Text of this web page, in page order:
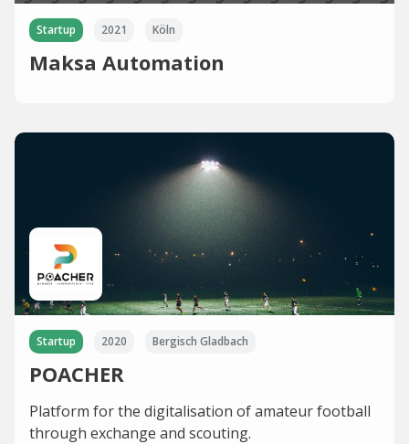
Startup 2021 Köln
Maksa Automation
Startup 2020 Bergisch Gladbach
POACHER
Platform for the digitalisation of amateur football
through exchange and scouting.